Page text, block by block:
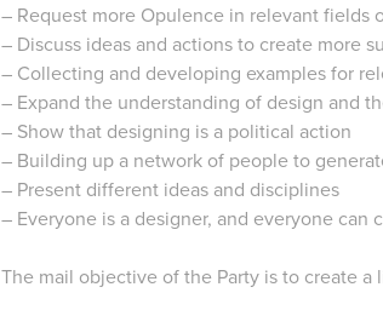
– Request more Opulence in relevant fields
– Discuss ideas and actions to create more
– Collecting and developing examples for
– Expand the understanding of design and
– Show that designing is a political action
– Building up a network of people to
– Present different ideas and disciplines
– Everyone is a designer, and everyone
The mail objective of the Party is to create